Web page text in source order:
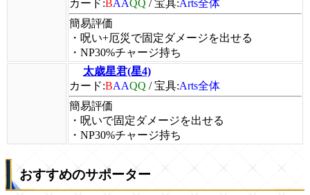
カード: BAAQQ / 宝具:Arts全体
簡易評価
・呪い+厄災で固定ダメージを出せる
・NP30%チャージ持ち
太歳星君(星4)
カード:BAAQQ /宝具:Arts全体
簡易評価
・呪いで固定ダメージを出せる
・NP30%チャージ持ち
おすすめのサポーター